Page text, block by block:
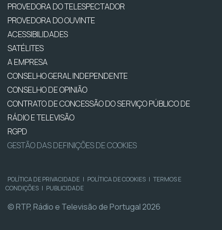
PROVEDORA DO TELESPECTADOR
PROVEDORA DO OUVINTE
ACESSIBILIDADES
SATÉLITES
A EMPRESA
CONSELHO GERAL INDEPENDENTE
CONSELHO DE OPINIÃO
CONTRATO DE CONCESSÃO DO SERVIÇO PÚBLICO DE
RÁDIO E TELEVISÃO
RGPD
GESTÃO DAS DEFINIÇÕES DE COOKIES
POLÍTICA DE PRIVACIDADE | POLÍTICA DE COOKIES | TERMOS E
CONDIÇÕES | PUBLICIDADE
© RTP, Rádio e Televisão de Portugal 2026